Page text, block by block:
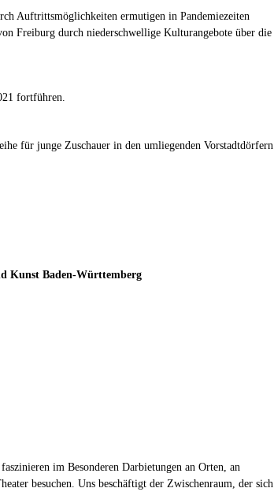
Auftrittsmöglichkeiten ermutigen in Pandemiezeiten
Freiburg durch niederschwellige Kulturangebote über die
fortführen.
für junge Zuschauer in den umliegenden Vorstadtdörfern
Kunst Baden-Württemberg
im Besonderen Darbietungen an Orten, an
besuchen. Uns beschäftigt der Zwischenraum, der sich